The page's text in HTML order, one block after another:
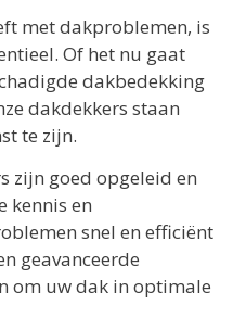
met dakproblemen, is
Of het nu gaat
dakbedekking
dakdekkers staan
te zijn.
zijn goed opgeleid en
kennis en
snel en efficiënt
geavanceerde
om uw dak in optimale